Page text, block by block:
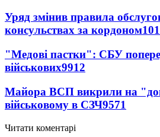
Уряд змінив правила
консульствах за кордоном
"Медові пастки": СБУ
військових9912
Майора ВСП викрили на
військовому в СЗЧ9571
Читати коментарі